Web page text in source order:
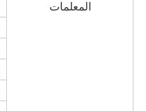
المعلمات